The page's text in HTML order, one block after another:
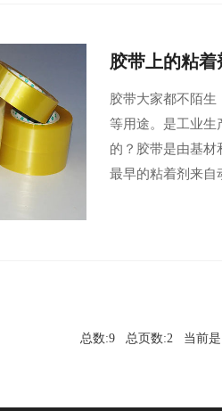
胶带上的粘
胶带大家都不陌生
等用途。是工业生
的？胶带是由基材
最早的粘着剂来自
总数:9 总页数:2 当前是